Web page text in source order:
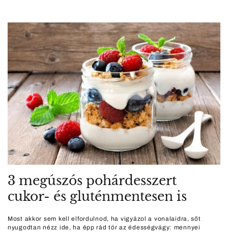
3 megúszós pohárdesszert
cukor- és gluténmentesen is
Most akkor sem kell elfordulnod, ha vigyázol a vonalaidra, sőt
nyugodtan nézz ide, ha épp rád tör az édességvágy: mennyei